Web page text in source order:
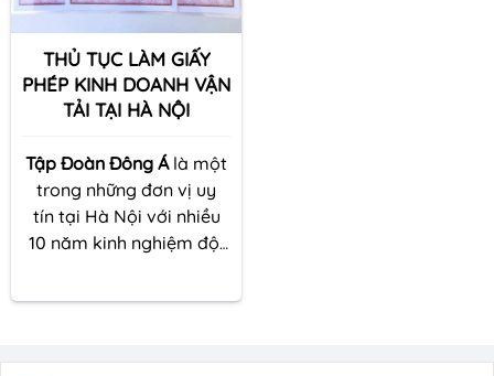
THỦ TỤC LÀM GIẤY
PHÉP KINH DOANH VẬN
TẢI TẠI HÀ NỘI
Tập Đoàn Đông Álà một
trong những đơn vị uy
tín tại Hà Nội với nhiều
10 năm kinh nghiệm đội
và chăm sóc khách hàng